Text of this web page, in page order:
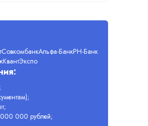
СовкомбанкАльфа-БанкРН-Банк
КвантЭкспо
000 рублей;